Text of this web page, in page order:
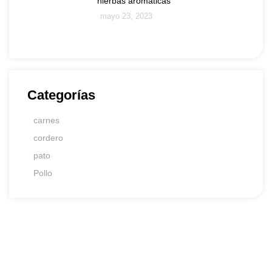
mayo 23, 2023
Categorías
carnes
cordero
pato
Pollo